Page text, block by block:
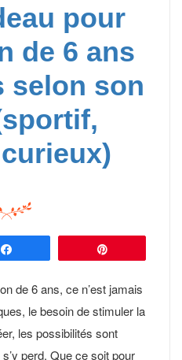
pour
de 6 ans
selon son
de 6 ans, ce n’est jamais
le besoin de stimuler la
les possibilités sont
perd. Que ce soit pour